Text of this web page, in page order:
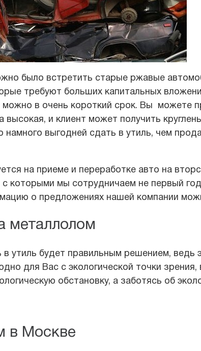
было встретить старые ржавые
требуют больших капитальных
можно в очень короткий срок. Вы можете
и клиент может получить
выгодней сдать в утиль, чем
на приеме и переработке авто на
с которыми мы сотрудничаем не первый
о предложениях нашей компании
металлолом
утиль будет правильным решением, ведь
для Вас с экологической точки
обстановку, а заботясь об
в Москве